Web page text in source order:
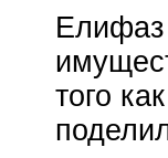
Елифаз
того